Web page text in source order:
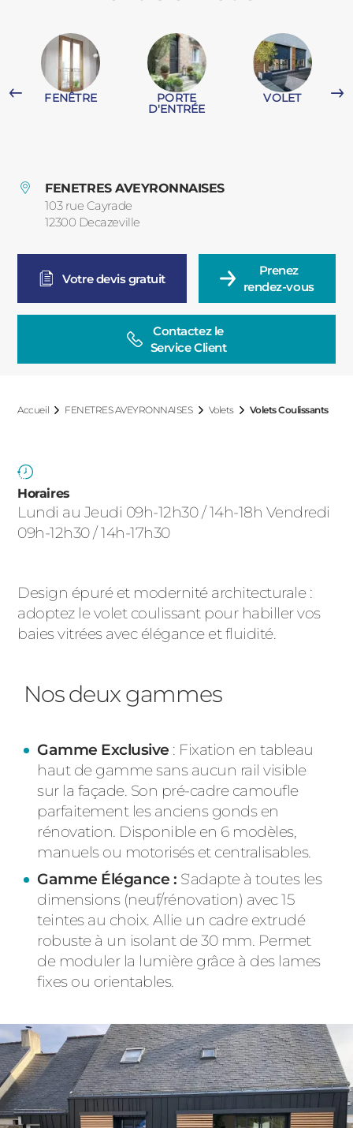
FENÊTRE PORTE
D'ENTRÉE
VOLET
FENETRES AVEYRONNAISES
103 rue Cayrade
12300 Decazeville
Votre devis gratuit
Prenez
rendez-vous
Contactez le
Service Client
Accueil FENETRES AVEYRONNAISES Volets Volets Coulissants
Horaires
Lundi au Jeudi 09h-12h30 / 14h-18h Vendredi
09h-12h30 / 14h-17h30
Design épuré et modernité architecturale :
adoptez le volet coulissant pour habiller vos
baies vitrées avec élégance et fluidité.
Nos deux gammes
Gamme Exclusive : Fixation en tableau
haut de gamme sans aucun rail visible
sur la façade. Son pré-cadre camoufle
parfaitement les anciens gonds en
rénovation. Disponible en 6 modèles,
manuels ou motorisés et centralisables.
Gamme Élégance : S'adapte à toutes les
dimensions (neuf/rénovation) avec 15
teintes au choix. Allie un cadre extrudé
robuste à un isolant de 30 mm. Permet
de moduler la lumière grâce à des lames
fixes ou orientables.
PVC
ACIER
CARPORTS
CLÔTURES